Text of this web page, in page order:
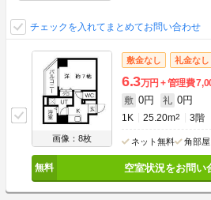
チェックを入れてまとめてお問い合わせ
画像：8枚
敷金なし 礼金なし
6.3万円 管理費
敷 0円 礼 0円
1K 25.20m2 3階
ネット無料 角部屋
空室状況をお問い